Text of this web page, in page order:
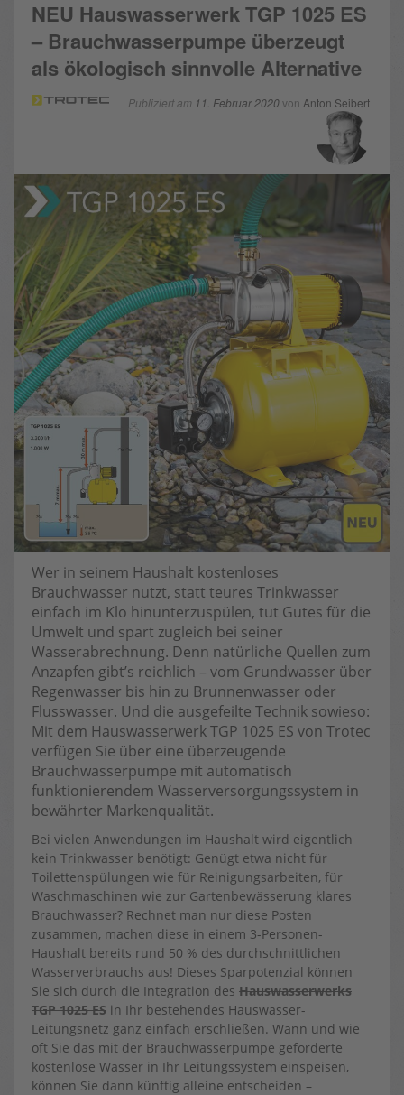
NEU Hauswasserwerk TGP 1025 ES
– Brauchwasserpumpe überzeugt
als ökologisch sinnvolle Alternative
Publiziert am 11. Februar 2020von Anton Seibert
Wer in seinem Haushalt kostenloses
Brauchwasser nutzt, statt teures Trinkwasser
einfach im Klo hinunterzuspülen, tut Gutes für die
Umwelt und spart zugleich bei seiner
Wasserabrechnung. Denn natürliche Quellen zum
Anzapfen gibt’s reichlich – vom Grundwasser über
Regenwasser bis hin zu Brunnenwasser oder
Flusswasser. Und die ausgefeilte Technik sowieso:
Mit dem Hauswasserwerk TGP 1025 ES von Trotec
verfügen Sie über eine überzeugende
Brauchwasserpumpe mit automatisch
funktionierendem Wasserversorgungssystem in
bewährter Markenqualität.
Bei vielen Anwendungen im Haushalt wird eigentlich
kein Trinkwasser benötigt: Genügt etwa nicht für
Toilettenspülungen wie für Reinigungsarbeiten, für
Waschmaschinen wie zur Gartenbewässerung klares
Brauchwasser? Rechnet man nur diese Posten
zusammen, machen diese in einem 3-Personen-
Haushalt bereits rund 50 % des durchschnittlichen
Wasserverbrauchs aus! Dieses Sparpotenzial können
Sie sich durch die Integration des Hauswasserwerks
TGP 1025 ES in Ihr bestehendes Hauswasser-
Leitungsnetz ganz einfach erschließen. Wann und wie
oft Sie das mit der Brauchwasserpumpe geförderte
kostenlose Wasser in Ihr Leitungssystem einspeisen,
können Sie dann künftig alleine entscheiden –